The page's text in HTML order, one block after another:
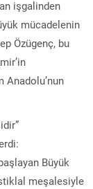
işgalinden
mücadelenin
Özügenç, bu
Anadolu’nun
Büyük
meşalesiyle